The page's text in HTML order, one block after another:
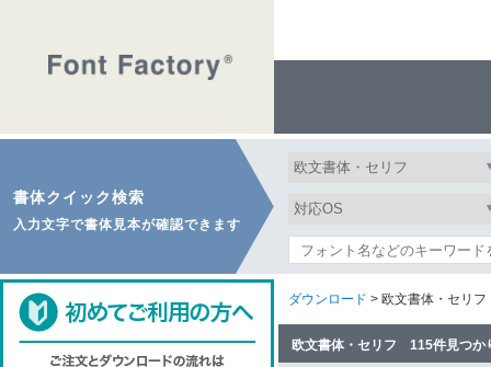
書体クイック検索
入力文字で書体見本が確認できます
ダウンロード > 欧文書体・セリフ
欧文書体・セリフ 115件見つか